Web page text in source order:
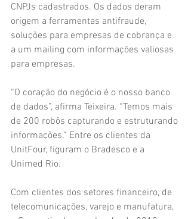
CNPJs cadastrados. Os dados deram
origem a ferramentas antifraude,
soluções para empresas de cobrança e
a um mailing com informações valiosas
para empresas.
“O coração do negócio é o nosso banco
de dados”, afirma Teixeira. “Temos mais
de 200 robôs capturando e estruturando
informações.” Entre os clientes da
UnitFour, figuram o Bradesco e a
Unimed Rio.
Com clientes dos setores financeiro, de
telecomunicações, varejo e manufatura,